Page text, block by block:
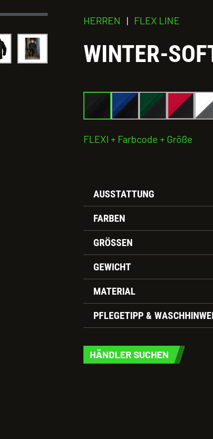
HERREN | FLEX LINE
WINTER-
FLEXI + Farbcode + Größe
AUSSTATTUNG
FARBEN
GRÖSSEN
GEWICHT
MATERIAL
PFLEGETIPP &
HÄNDLER SUCHEN